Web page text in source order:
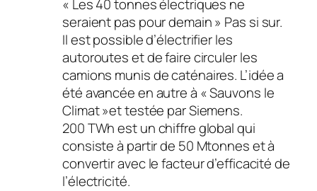
« Les 40 tonnes électriques ne
seraient pas pour demain » Pas si sur.
Il est possible d’électrifier les
autoroutes et de faire circuler les
camions munis de caténaires. L’idée a
été avancée en autre à « Sauvons le
Climat »et testée par Siemens.
200 TWh est un chiffre global qui
consiste à partir de 50 Mtonnes et à
convertir avec le facteur d’efficacité de
l’électricité.